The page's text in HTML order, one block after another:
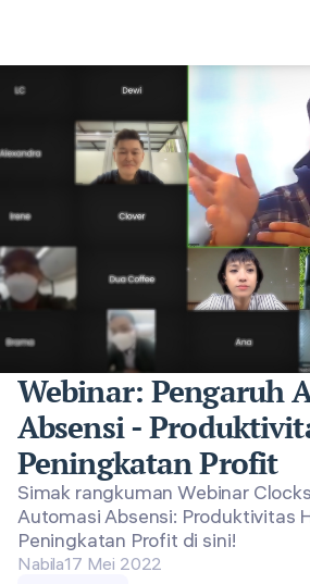
Webinar: Pengaruh
Absensi -
Peningkatan Profit
Simak rangkuman Webinar
Automasi Absensi: Produktivitas
Peningkatan Profit di sini!
Nabila17 Mei 2022